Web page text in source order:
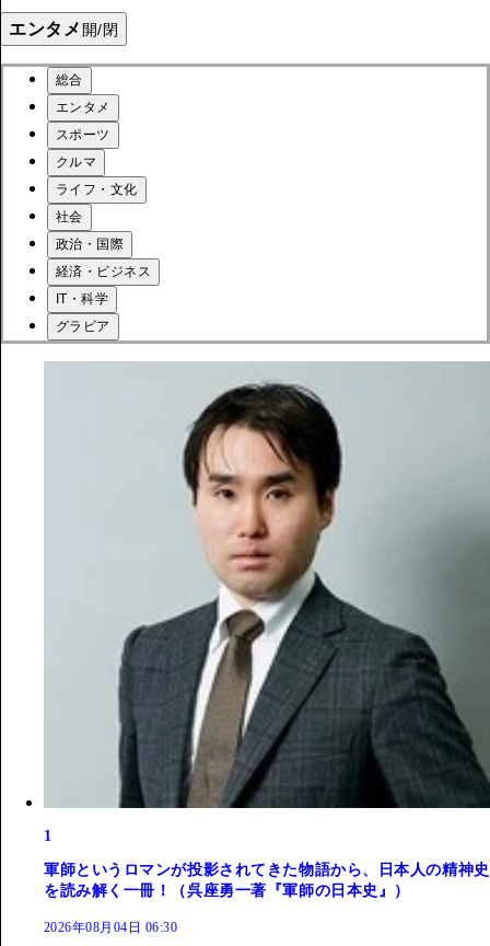
エンタメ 開/閉
総合
エンタメ
スポーツ
クルマ
ライフ・文化
社会
政治・国際
経済・ビジネス
IT・科学
グラビア
1
軍師というロマンが投影されてきた物語から、日本人の精神史
を読み解く一冊！（呉座勇一著『軍師の日本史』）
2026年08月04日 06:30